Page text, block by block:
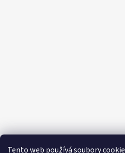
Tento web používá soubory